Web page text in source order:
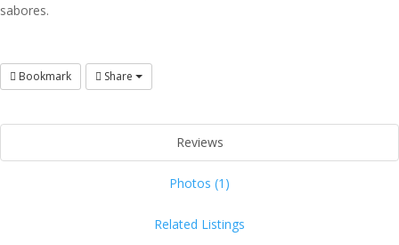
sabores.
Bookmark Share
Reviews
Photos (1)
Related Listings